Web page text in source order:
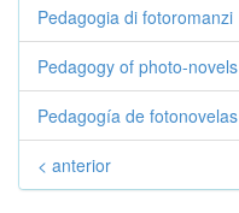
Pedagogia di fotoromanzi
Pedagogy of photo-novels
Pedagogía de fotonovelas
< anterior